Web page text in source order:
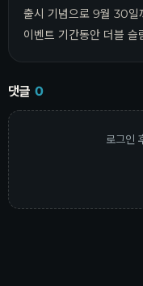
출시 기념으로 9월 30일
이벤트 기간동안 더블
댓글 0
로그인